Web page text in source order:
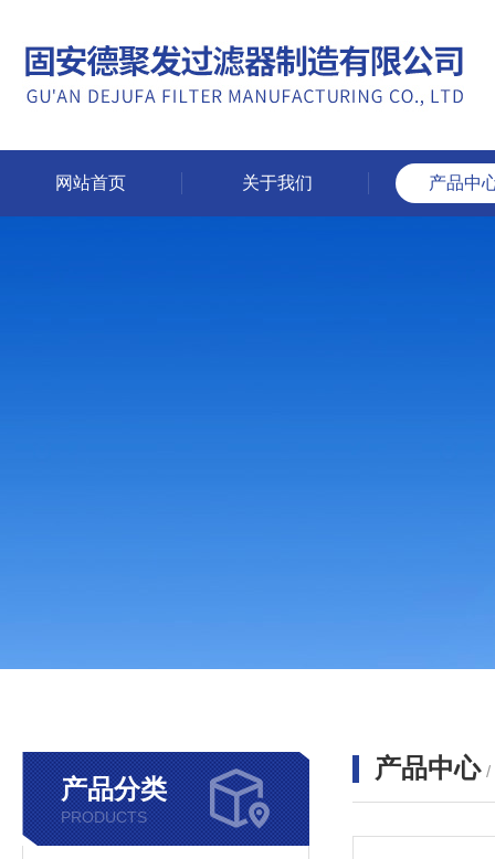
网站首页 关于我们 产品中
产品分类
PRODUCTS
产品中心 /